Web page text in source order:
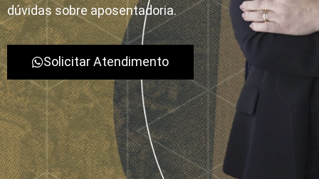
dúvidas sobre aposentadoria.
Solicitar Atendimento